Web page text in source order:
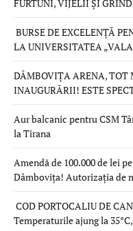
FURTUNI, VIJELII ȘI
BURSE DE EXCELENȚĂ
LA UNIVERSITATEA
DÂMBOVIȚA ARENA, TOT
INAUGURĂRII! ESTE
Aur balcanic pentru CSM
la Tirana
Amendă de 100.000 de lei
Dâmbovița! Autorizația de
COD PORTOCALIU DE
Temperaturile ajung la